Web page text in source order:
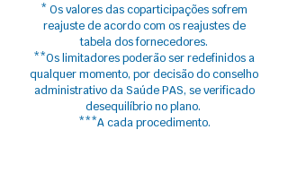
* Os valores das coparticipações sofrem
reajuste​ de acordo com os reajustes de
tabela dos fornecedores.
**Os limitadores poderão ser redefinidos a
qualquer momento, por decisão do conselho
administrativo da Saúde PAS, se verificado
desequilíbrio no plano.
***A cada procedimento.